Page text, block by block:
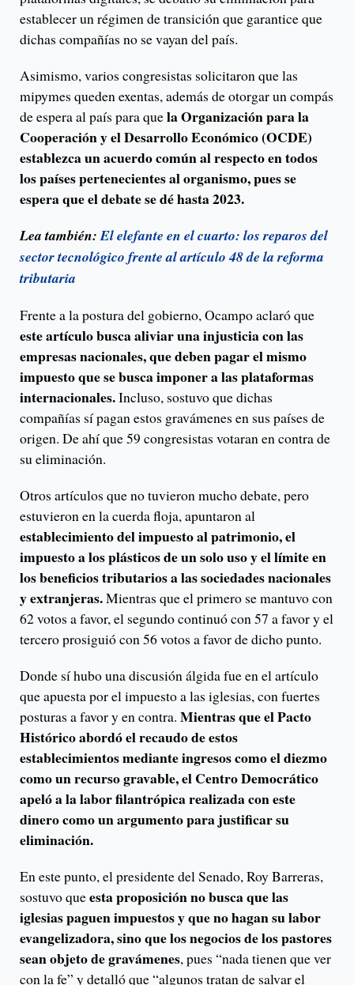
establecer un régimen de transición que garantice que
dichas compañías no se vayan del país.
Asimismo, varios congresistas solicitaron que las
mipymes queden exentas, además de otorgar un compás
de espera al país para quela Organización para la
Cooperación y el Desarrollo Económico (OCDE)
establezca un acuerdo común al respecto en todos
los países pertenecientes al organismo, pues se
espera que el debate se dé hasta 2023.
Lea también:El elefante en el cuarto: los reparos del
sector tecnológico frente al artículo 48 de la reforma
tributaria
Frente a la postura del gobierno, Ocampo aclaró que
este artículo busca aliviar una injusticia con las
empresas nacionales, que deben pagar el mismo
impuesto que se busca imponer a las plataformas
internacionales.Incluso, sostuvo que dichas
compañías sí pagan estos gravámenes en sus países de
origen. De ahí que 59 congresistas votaran en contra de
su eliminación.
Otros artículos que no tuvieron mucho debate, pero
estuvieron en la cuerda floja, apuntaron al
establecimiento del impuesto al patrimonio, el
impuesto a los plásticos de un solo uso y el límite en
los beneficios tributarios a las sociedades nacionales
y extranjeras.Mientras que el primero se mantuvo con
62 votos a favor, el segundo continuó con 57 a favor y el
tercero prosiguió con 56 votos a favor de dicho punto.
Donde sí hubo una discusión álgida fue en el artículo
que apuesta por el impuesto a las iglesias, con fuertes
posturas a favor y en contra. Mientras que el Pacto
Histórico abordó el recaudo de estos
establecimientos mediante ingresos como el diezmo
como un recurso gravable, el Centro Democrático
apeló a la labor filantrópica realizada con este
dinero como un argumento para justificar su
eliminación.
En este punto, el presidente del Senado, Roy Barreras,
sostuvo queesta proposición no busca que las
iglesias paguen impuestos y que no hagan su labor
evangelizadora, sino que los negocios de los pastores
sean objeto de gravámenes, pues “nada tienen que ver
con la fe” y detalló que “algunos tratan de salvar el